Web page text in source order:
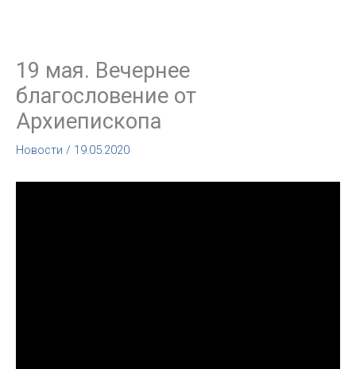
19 мая. Вечернее
благословение от
Архиепископа
Новости / 19.05.2020